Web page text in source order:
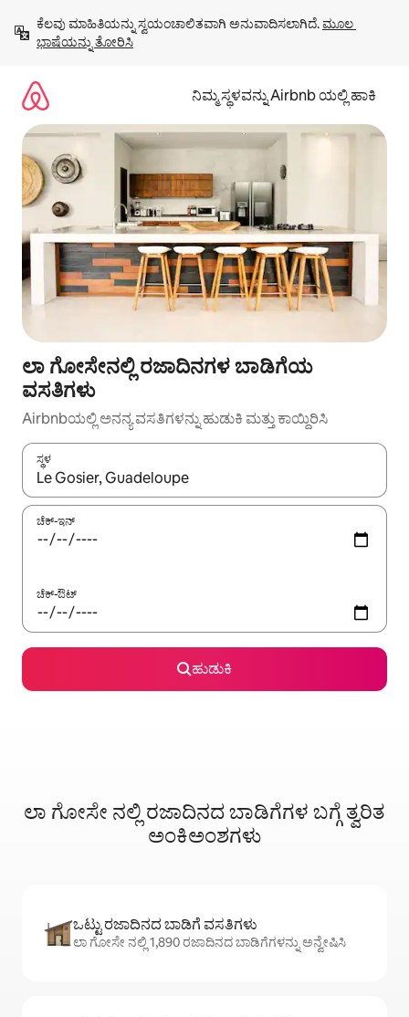
ಹೋಗಿ
ಕೆಲವು ಮಾಹಿತಿಯನ್ನು ಸ್ವಯಂಚಾಲಿತವಾಗಿ ಅನುವಾದಿಸಲಾಗಿದೆ. ಮೂಲ
ಭಾಷೆಯನ್ನು ತೋರಿಸಿ
ನಿಮ್ಮ ಸ್ಥಳವನ್ನು Airbnb ಯಲ್ಲಿ ಹಾಕಿ
ಲಾ ಗೋಸೇನಲ್ಲಿ ರಜಾದಿನಗಳ ಬಾಡಿಗೆಯ
ವಸತಿಗಳು
Airbnbಯಲ್ಲಿ ಅನನ್ಯ ವಸತಿಗಳನ್ನು ಹುಡುಕಿ ಮತ್ತು ಕಾಯ್ದಿರಿಸಿ
ಸ್ಥಳ
ಫಲಿತಾಂಶಗಳು ಲಭ್ಯವಿರುವಾಗ, ಅಪ್ ಮತ್ತು ಡೌನ್ ಬಾಣದ ಕೀಲಿಗಳೊಂದಿಗೆ
ಚೆಕ್-ಇನ್
ಚೆಕ್-ಔಟ್
ಹುಡುಕಿ
ಲಾ ಗೋಸೇ ನಲ್ಲಿ ರಜಾದಿನದ ಬಾಡಿಗೆಗಳ ಬಗ್ಗೆ ತ್ವರಿತ
ಅಂಕಿಅಂಶಗಳು
ಒಟ್ಟು ರಜಾದಿನದ ಬಾಡಿಗೆ ವಸತಿಗಳು
ಲಾ ಗೋಸೇ ನಲ್ಲಿ 1,890 ರಜಾದಿನದ ಬಾಡಿಗೆಗಳನ್ನು ಅನ್ವೇಷಿಸಿ